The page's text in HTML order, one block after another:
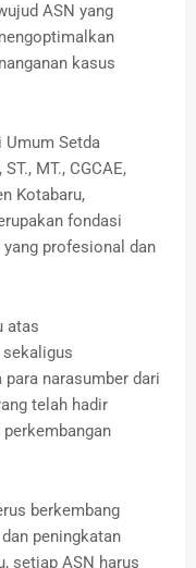
ASN yang
kasus
Setda
MT., CGCAE,
Kotabaru,
fondasi
profesional dan
atas
narasumber dari
telah hadir
berkembang
peningkatan
setiap ASN harus